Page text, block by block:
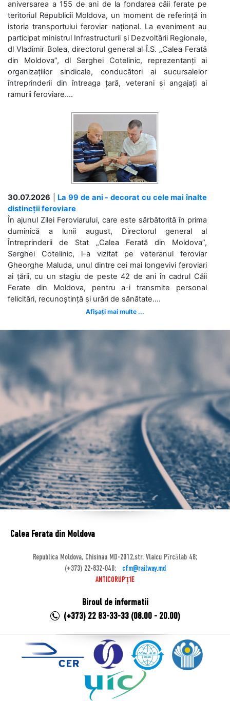
aniversarea a 155 de ani de la fondarea căii ferate pe
teritoriul Republicii Moldova, un moment de referință în
istoria transportului feroviar național. La eveniment au
participat ministrul Infrastructurii și Dezvoltării Regionale,
dl Vladimir Bolea, directorul general al Î.S. „Calea Ferată
din Moldova”, dl Serghei Cotelinic, reprezentanți ai
organizațiilor sindicale, conducători ai sucursalelor
întreprinderii din întreaga țară, veterani și angajați ai
ramurii feroviare....
30.07.2026
La 99 de ani - decorat cu cele mai înalte
distincții feroviare
În ajunul Zilei Feroviarului, care este sărbătorită în prima
duminică a lunii august, Directorul general al
Întreprinderii de Stat „Calea Ferată din Moldova”,
Serghei Cotelinic, l-a vizitat pe veteranul feroviar
Gheorghe Maluda, unul dintre cei mai longevivi feroviari
ai țării, cu un stagiu de peste 42 de ani în cadrul Căii
Ferate din Moldova, pentru a-i transmite personal
felicitări, recunoștință și urări de sănătate....
Afișați mai multe ...
Calea Ferata din Moldova
Republica Moldova, Chisinau MD-2012,str. Vlaicu Pîrcălab 48;
(+373) 22-832-040;
cfm@railway.md
ANTICORUPȚIE
Biroul de informatii
(+373) 22 83-33-33 (08.00 - 20.00)